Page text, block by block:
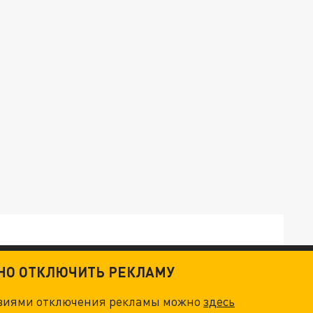
ОТКЛЮЧИТЬ РЕКЛАМУ
отключения рекламы можноздесь